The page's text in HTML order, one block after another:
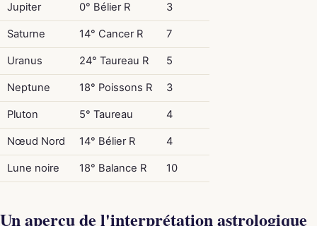
Jupiter 0° Bélier R 3
Saturne 14° Cancer R 7
Uranus 24° Taureau R 5
Neptune 18° Poissons R 3
Pluton 5° Taureau 4
Nœud Nord 14° Bélier R 4
Lune noire 18° Balance R 10
Un aperçu de l'interprétation astrologique